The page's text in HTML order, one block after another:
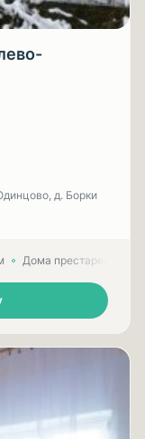
д. Борки
Дома престарелых